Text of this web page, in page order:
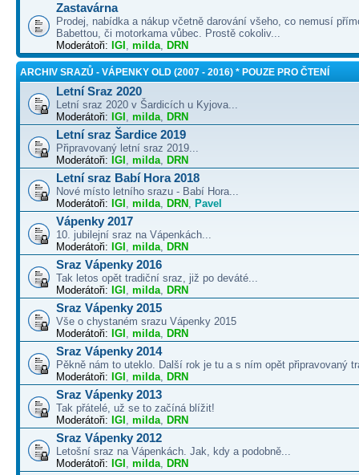
Zastavárna
Prodej, nabídka a nákup včetně darování všeho, co nemusí
Babettou, či motorkama vůbec. Prostě cokoliv...
Moderátoři: IGI , milda, DRN
ARCHIV SRAZŮ - VÁPENKY OLD (2007 - 2016) * POUZE PRO ČTENÍ
Letní Sraz 2020
Letní sraz 2020 v Šardicích u Kyjova...
Moderátoři: IGI , milda, DRN
Letní sraz Šardice 2019
Připravovaný letní sraz 2019...
Moderátoři: IGI , milda, DRN
Letní sraz Babí Hora 2018
Nové místo letního srazu - Babí Hora...
Moderátoři: IGI , milda, DRN , Pavel
Vápenky 2017
10. jubilejní sraz na Vápenkách...
Moderátoři: IGI , milda, DRN
Sraz Vápenky 2016
Tak letos opět tradiční sraz, již po deváté...
Moderátoři: IGI , milda, DRN
Sraz Vápenky 2015
Vše o chystaném srazu Vápenky 2015
Moderátoři: IGI , milda, DRN
Sraz Vápenky 2014
Pěkně nám to uteklo. Další rok je tu a s ním opět připravovaný
Moderátoři: IGI , milda, DRN
Sraz Vápenky 2013
Tak přátelé, už se to začíná blížit!
Moderátoři: IGI , milda, DRN
Sraz Vápenky 2012
Letošní sraz na Vápenkách. Jak, kdy a podobně...
Moderátoři: IGI , milda, DRN